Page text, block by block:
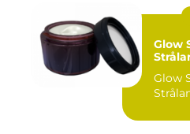
Glow
Glow